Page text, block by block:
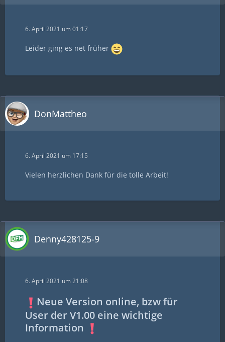
6. April 2021 um 01:17
Leider ging es net früher
DonMattheo
6. April 2021 um 17:15
Vielen herzlichen Dank für die tolle Arbeit!
Denny428125-9
6. April 2021 um 21:08
Neue Version online, bzw für
User der V1.00 eine wichtige
Information